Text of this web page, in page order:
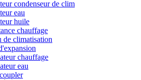
condenseur de clim
eau
huile
chauffage
de climatisation
chauffage
eau